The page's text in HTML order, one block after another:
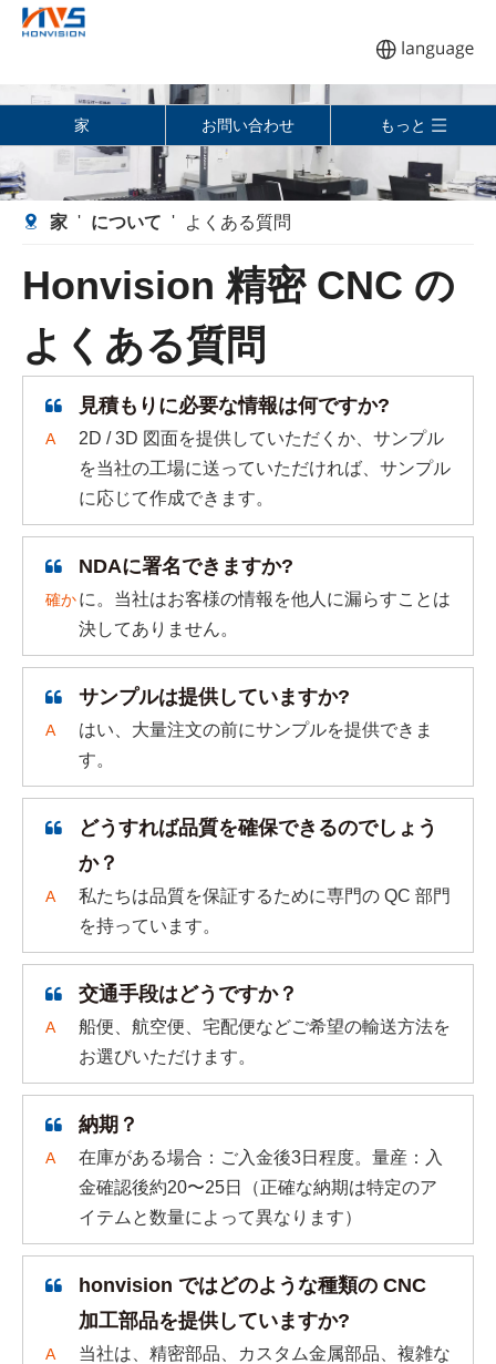
家 お問い合わせ もっと
家 ' について ' よくある質問
Honvision 精密 CNC の
よくある質問
見積もりに必要な情報は何ですか?
A
2D / 3D 図面を提供していただくか、サンプル
を当社の工場に送っていただければ、サンプル
に応じて作成できます。
NDAに署名できますか?
確かに。当社はお客様の情報を他人に漏らすことは
決してありません。
サンプルは提供していますか?
A
はい、大量注文の前にサンプルを提供できま
す。
どうすれば品質を確保できるのでしょう
か？
A
私たちは品質を保証するために専門の QC 部門
を持っています。
交通手段はどうですか？
A
船便、航空便、宅配便などご希望の輸送方法を
お選びいただけます。
納期？
A
在庫がある場合：ご入金後3日程度。量産：入
金確認後約20〜25日（正確な納期は特定のア
イテムと数量によって異なります）
honvision ではどのような種類の CNC
加工部品を提供していますか?
A
当社は、精密部品、カスタム金属部品、複雑な